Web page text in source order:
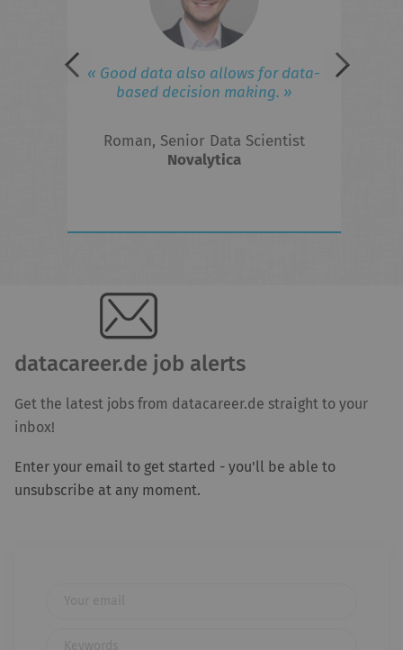
« Good data also allows for data-
based decision making. »
Roman, Senior Data Scientist
Novalytica
datacareer.de job alerts
Get the latest jobs from datacareer.de straight to your
inbox!
Enter your email to get started - you'll be able to
unsubscribe at any moment.